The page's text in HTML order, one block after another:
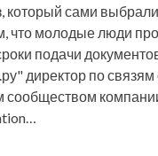
который сами
что молодые люди
подачи
директор по связям
сообществом